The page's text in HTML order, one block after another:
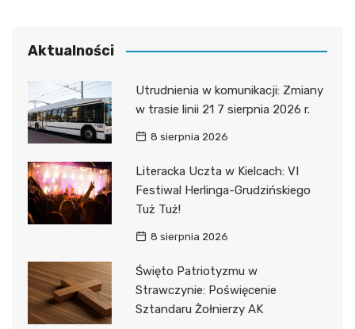
Aktualności
Utrudnienia w komunikacji: Zmiany
w trasie linii 21 7 sierpnia 2026 r.
8 sierpnia 2026
Literacka Uczta w Kielcach: VI
Festiwal Herlinga-Grudzińskiego
Tuż Tuż!
8 sierpnia 2026
Święto Patriotyzmu w
Strawczynie: Poświęcenie
Sztandaru Żołnierzy AK